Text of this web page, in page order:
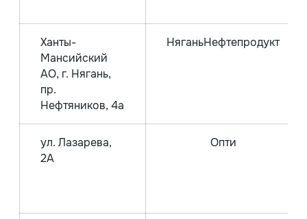
Ханты-
Мансийский
АО, г. Нягань,
пр.
Нефтяников, 4а
НяганьНефтепродукт
ул. Лазарева,
2А
Опти